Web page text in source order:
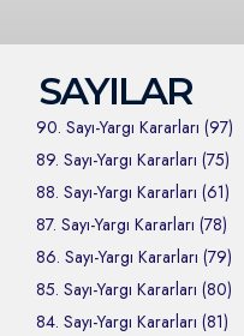
SAYILAR
90. Sayı-Yargı Kararları (97)
89. Sayı-Yargı Kararları (75)
88. Sayı-Yargı Kararları (61)
87. Sayı-Yargı Kararları (78)
86. Sayı-Yargı Kararları (79)
85. Sayı-Yargı Kararları (80)
84. Sayı-Yargı Kararları (81)